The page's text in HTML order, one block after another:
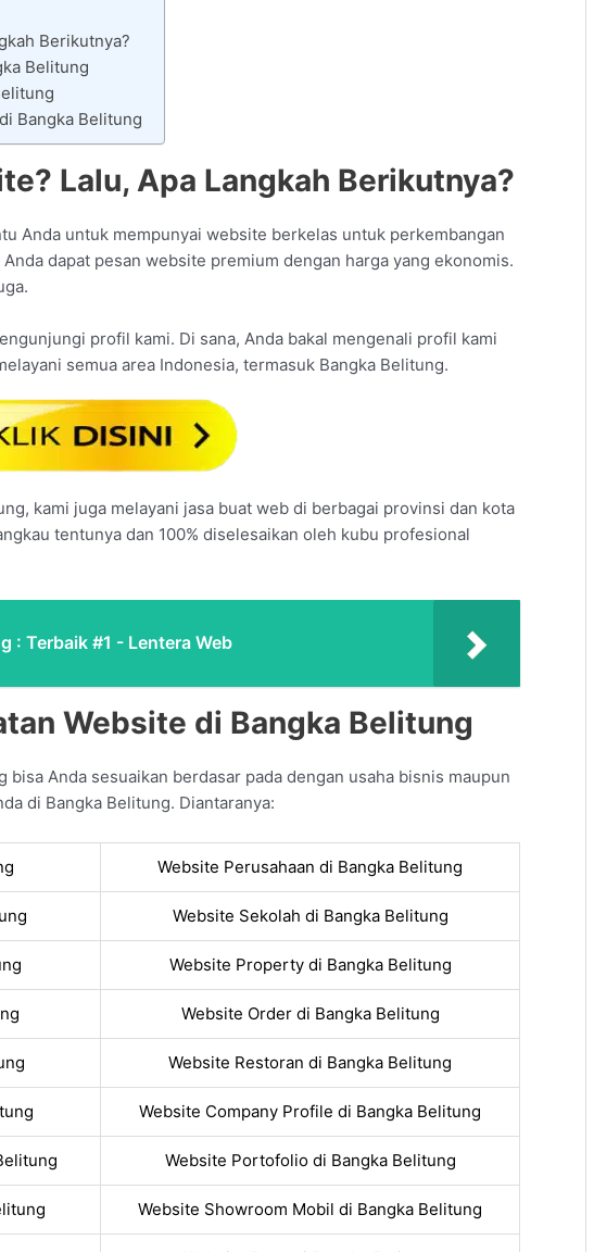
Berikutnya?
Belitung
Bangka Belitung
Lalu, Apa Langkah Berikutnya?
Anda untuk mempunyai website berkelas untuk perkembangan
dapat pesan website premium dengan harga yang ekonomis.
profil kami. Di sana, Anda bakal mengenali profil kami
semua area Indonesia, termasuk Bangka Belitung.
kami juga melayani jasa buat web di berbagai provinsi dan kota
tentunya dan 100% diselesaikan oleh kubu profesional
: Terbaik #1 - Lentera Web
Website di Bangka Belitung
Anda sesuaikan berdasar pada dengan usaha bisnis maupun
di Bangka Belitung. Diantaranya:
Website Perusahaan di Bangka Belitung
Website Sekolah di Bangka Belitung
Website Property di Bangka Belitung
Website Order di Bangka Belitung
Website Restoran di Bangka Belitung
Website Company Profile di Bangka Belitung
Website Portofolio di Bangka Belitung
Website Showroom Mobil di Bangka Belitung